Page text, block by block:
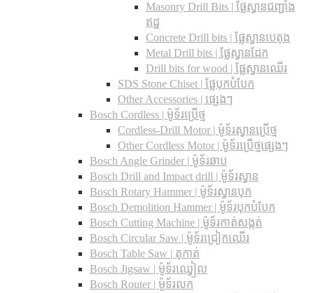
Masonry Drill Bits |​ ផ្លែស្វានជញ្ជាំង
ឥដ្ឋ
Concrete Drill bits |​ ផ្លែស្វានបេតុង
Metal Drill bits |​ ផ្លែស្វានដែក
Drill bits for wood |​ ផ្លែស្វានឈើរ
SDS Stone Chiset |​ ផ្លែបុកបំបែក
Other Accessories | ផ្សេងៗ
Bosch Cordless | ម៉ូទ័រប្រើថ្ម
Cordless-Drill Motor | ម៉ូទ័រស្វានប្រើថ្ម
Other Cordless Motor | ម៉ូទ័រប្រើថ្មផ្សេងៗ
Bosch Angle Grinder | ម៉ូទ័រឆាប
Bosch Drill and Impact drill | ម៉ូទ័រស្វាន
Bosch Rotary Hammer | ម៉ូទ័រស្វានបុក
Bosch Demolition Hammer | ម៉ូទ័របុកបំបែក
Bosch Cutting Machine | ម៉ូទ័រកាត់សង្កត់
Bosch Circular Saw | ម៉ូទ័រជ្រៀកឈើរ
Bosch Table Saw | តុកាត់
Bosch Jigsaw | ម៉ូទ័រឈ្វៀល
Bosch Router | ម៉ូទ័រលក